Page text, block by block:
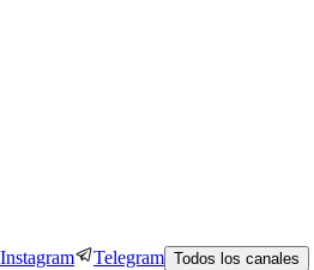
Instagram Telegram Todos los canales